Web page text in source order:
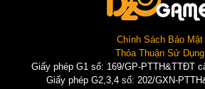
Chính Sách Bảo Mật
Thỏa Thuận Sử Dụng
Giấy phép G1 số: 169/GP-PTTH&TTĐT
Giấy phép G2,3,4 số: 202/GXN-